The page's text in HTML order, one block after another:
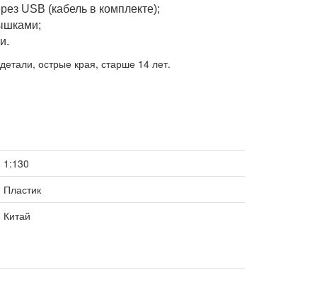
USB (кабель в комплекте);
острые края, старше 14 лет.
1:130
Пластик
Китай